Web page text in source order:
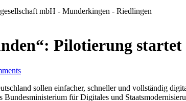
Pilotierung startet
sollen einfacher, schneller und vollständig
Bundesministerium für Digitales und